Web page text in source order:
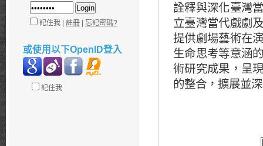
記住我 | 註冊 | 忘記密碼?
或使用以下OpenID登入
記住我
詮釋與深化臺灣
立臺灣當代戲劇
提供劇場藝術在
生命思考等意涵
術研究成果，呈
的整合，擴展並